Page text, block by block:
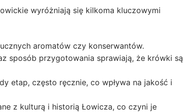
wyróżniają się kilkoma kluczowymi
aromatów czy konserwantów.
sposób przygotowania sprawiają, że krówki są
etap, często ręcznie, co wpływa na jakość i
z kulturą i historią Łowicza, co czyni je